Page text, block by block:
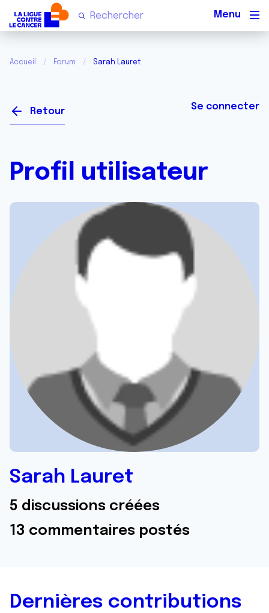
Accueil Forum Sarah Lauret
Retour Se connecter
Profil utilisateur
Sarah Lauret
5 discussions créées
13 commentaires postés
Dernières contributions